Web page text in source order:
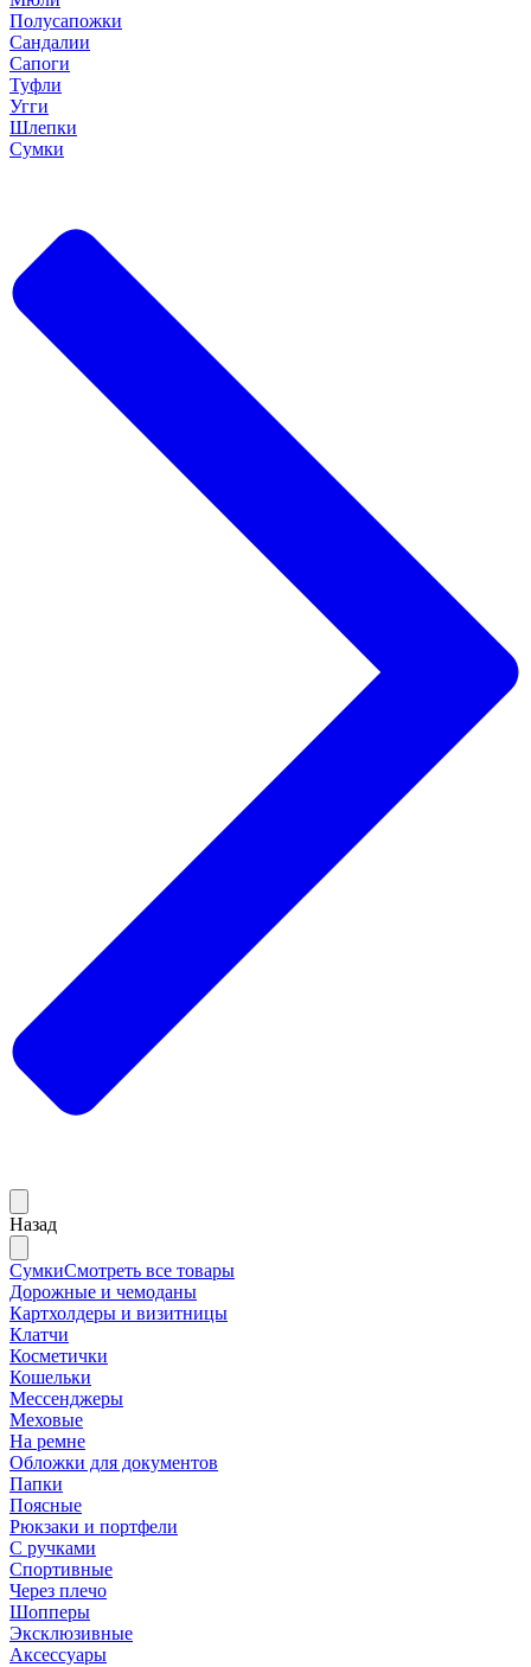
Полусапожки
Сандалии
Сапоги
Туфли
Угги
Шлепки
Сумки
Назад
СумкиСмотреть все товары
Дорожные и чемоданы
Картхолдеры и визитницы
Клатчи
Косметички
Кошельки
Мессенджеры
Меховые
На ремне
Обложки для документов
Папки
Поясные
Рюкзаки и портфели
С ручками
Спортивные
Через плечо
Шопперы
Эксклюзивные
Аксессуары